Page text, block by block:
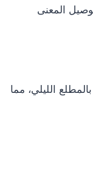
المعنى
بالمطلع الليلي، مما